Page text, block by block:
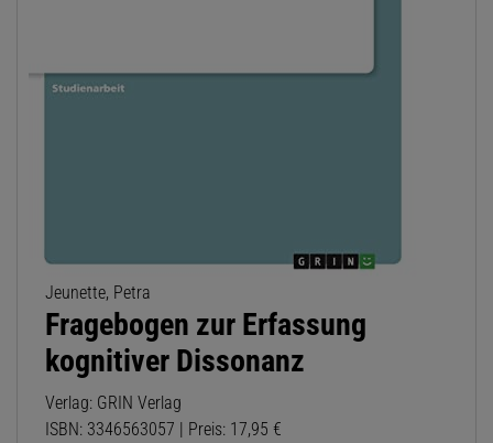
Jeunette, Petra
Fragebogen zur Erfassung
kognitiver Dissonanz
Verlag: GRIN Verlag
ISBN: 3346563057 | Preis: 17,95 €